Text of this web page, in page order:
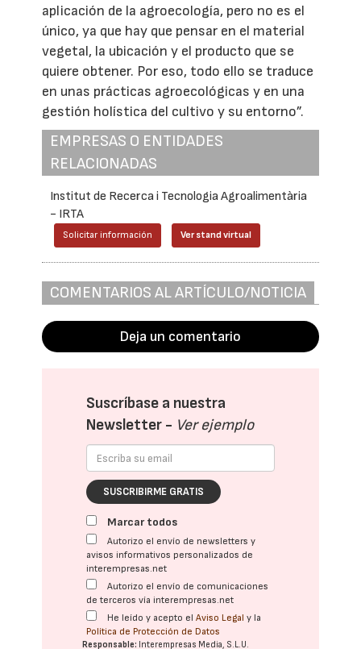
aplicación de la agroecología, pero no es el
único, ya que hay que pensar en el material
vegetal, la ubicación y el producto que se
quiere obtener. Por eso, todo ello se traduce
en unas prácticas agroecológicas y en una
gestión holística del cultivo y su entorno”.
EMPRESAS O ENTIDADES
RELACIONADAS
Institut de Recerca i Tecnologia Agroalimentària
- IRTA
Solicitar información Ver stand virtual
COMENTARIOS AL ARTÍCULO/NOTICIA
Deja un comentario
Suscríbase a nuestra
Newsletter - Ver ejemplo
SUSCRIBIRME GRATIS
Marcar todos
Autorizo el envío de newsletters y
avisos informativos personalizados de
interempresas.net
Autorizo el envío de comunicaciones
de terceros vía interempresas.net
He leído y acepto elAviso Legal y la
Política de Protección de Datos
Responsable: Interempresas Media, S.L.U.